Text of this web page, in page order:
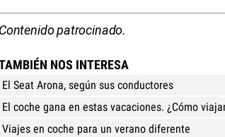
Contenido patrocinado.
NOS INTERESA
El Seat Arona, según sus conductores
El coche gana en estas vacaciones. ¿Cómo
Viajes en coche para un verano diferente